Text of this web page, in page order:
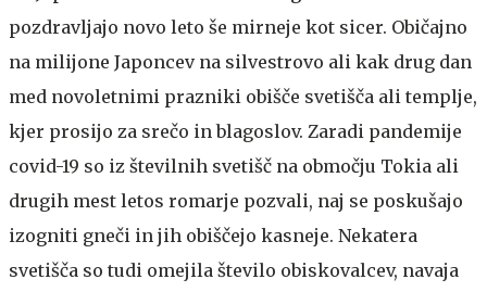
pozdravljajo novo leto še mirneje kot sicer. Običajno
na milijone Japoncev na silvestrovo ali kak drug dan
med novoletnimi prazniki obišče svetišča ali templje,
kjer prosijo za srečo in blagoslov. Zaradi pandemije
covid-19 so iz številnih svetišč na območju Tokia ali
drugih mest letos romarje pozvali, naj se poskušajo
izogniti gneči in jih obiščejo kasneje. Nekatera
svetišča so tudi omejila število obiskovalcev, navaja